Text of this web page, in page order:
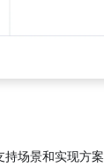
持场景和实现方案